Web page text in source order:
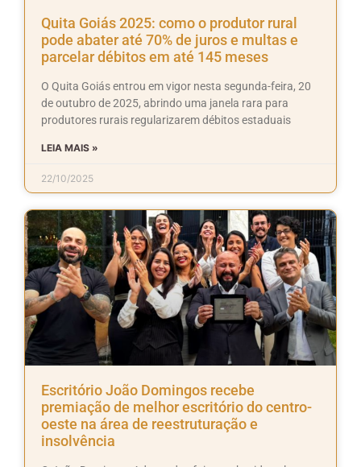
Quita Goiás 2025: como o produtor rural
pode abater até 70% de juros e multas e
parcelar débitos em até 145 meses
O Quita Goiás entrou em vigor nesta segunda-feira, 20
de outubro de 2025, abrindo uma janela rara para
produtores rurais regularizarem débitos estaduais
LEIA MAIS »
22/10/2025
Escritório João Domingos recebe
premiação de melhor escritório do centro-
oeste na área de reestruturação e
insolvência